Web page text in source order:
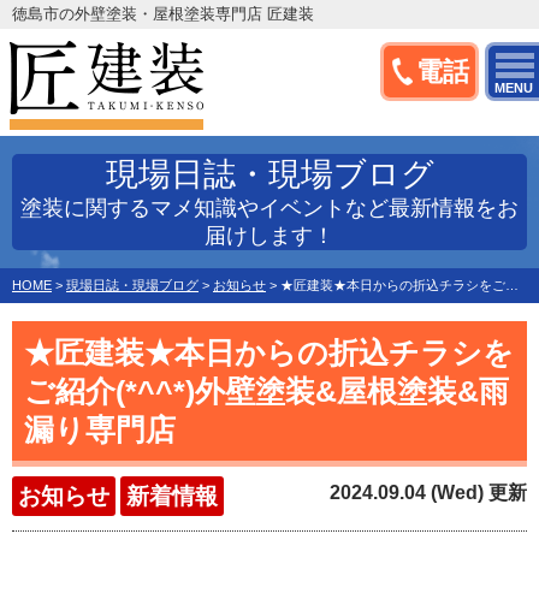
電話
MENU
徳島市の外壁塗装・屋根塗装専門店 匠建装
現場日誌・現場ブログ
塗装に関するマメ知識やイベントなど最新情報をお
届けします！
HOME > 現場日誌・現場ブログ > お知らせ > ★匠建装★本日からの折込チラシをご紹介(*^^*)外壁塗装&屋根塗装&雨漏り専門店
★匠建装★本日からの折込チラシを
ご紹介(*^^*)外壁塗装&屋根塗装&雨
漏り専門店
お知らせ 新着情報 2024.09.04 (Wed) 更新